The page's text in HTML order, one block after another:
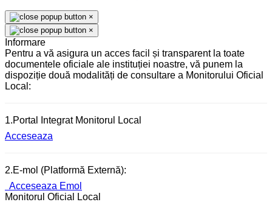
×
×
Informare
Pentru a vă asigura un acces facil și transparent la toate
documentele oficiale ale instituției noastre, vă punem la
dispoziție două modalități de consultare a Monitorului Oficial
Local:
1.Portal Integrat Monitorul Local
Acceseaza
2.E-mol (Platformă Externă):
Acceseaza Emol
Monitorul Oficial Local